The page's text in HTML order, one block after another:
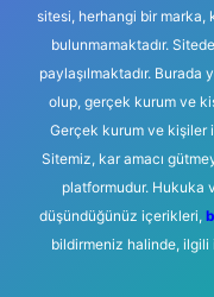
sitesi, herhangi bir marka,
bulunmamaktadır.
paylaşılmaktadır.
olup, gerçek kurum ve
Gerçek kurum ve kişiler
Sitemiz, kar amacı
platformudur. Hukuka
düşündüğünüz içerikleri,
bildirmeniz halinde,